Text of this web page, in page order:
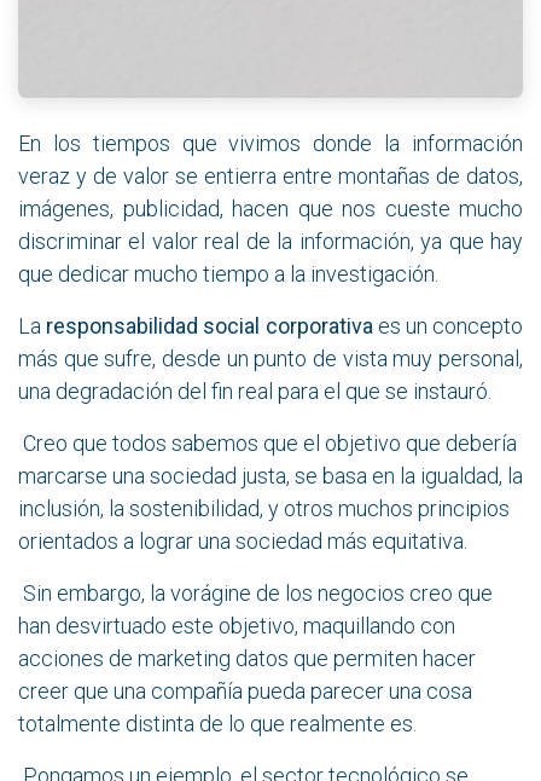
En los tiempos que vivimos donde la información
veraz y de valor se entierra entre montañas de datos,
imágenes, publicidad, hacen que nos cueste mucho
discriminar el valor real de la información, ya que hay
que dedicar mucho tiempo a la investigación.
La responsabilidad social corporativa es un concepto
más que sufre, desde un punto de vista muy personal,
una degradación del fin real para el que se instauró.
Creo que todos sabemos que el objetivo que debería
marcarse una sociedad justa, se basa en la igualdad, la
inclusión, la sostenibilidad, y otros muchos principios
orientados a lograr una sociedad más equitativa.
Sin embargo, la vorágine de los negocios creo que
han desvirtuado este objetivo, maquillando con
acciones de marketing datos que permiten hacer
creer que una compañía pueda parecer una cosa
totalmente distinta de lo que realmente es.
Pongamos un ejemplo, el sector tecnológico se